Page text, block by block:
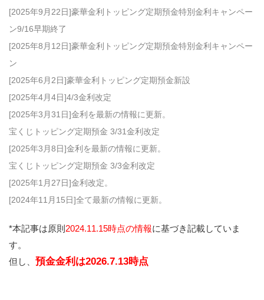
[2025年9月22日]豪華金利トッピング定期預金特別金利キャンペー
ン9/16早期終了
[2025年8月12日]豪華金利トッピング定期預金特別金利キャンペー
ン
[2025年6月2日]豪華金利トッピング定期預金新設
[2025年4月4日]4/3金利改定
[2025年3月31日]金利を最新の情報に更新。
宝くじトッピング定期預金 3/31金利改定
[2025年3月8日]金利を最新の情報に更新。
宝くじトッピング定期預金 3/3金利改定
[2025年1月27日]金利改定。
[2024年11月15日]全て最新の情報に更新。
*本記事は原則 2024.11.15時点の情報に基づき記載していま
す。
但し、 預金金利は2026.7.13時点